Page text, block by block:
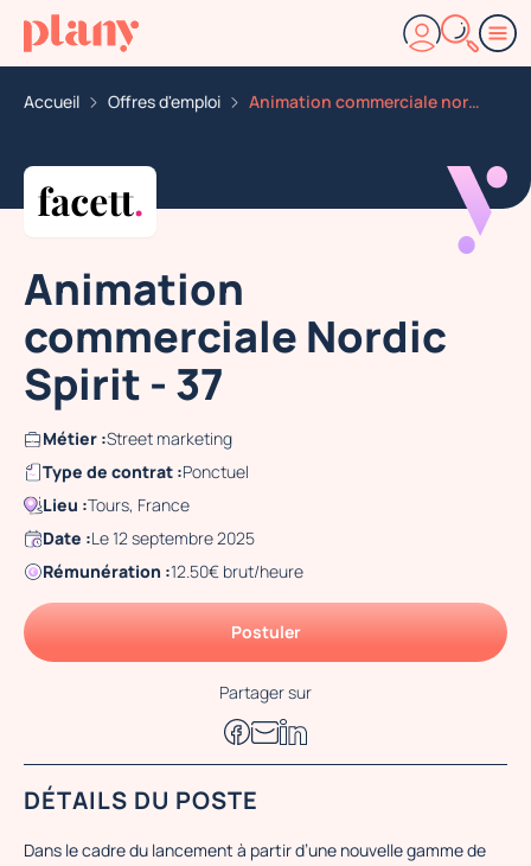
Accueil Offres d'emploi Animation commerciale nordic spirit 37
Animation
commerciale Nordic
Spirit - 37
Métier :Street marketing
Type de contrat :Ponctuel
Lieu :Tours, France
Date :Le 12 septembre 2025
Rémunération :12.50€ brut/heure
Postuler
Partager sur
DÉTAILS DU POSTE
Dans le cadre du lancement à partir d’une nouvelle gamme de